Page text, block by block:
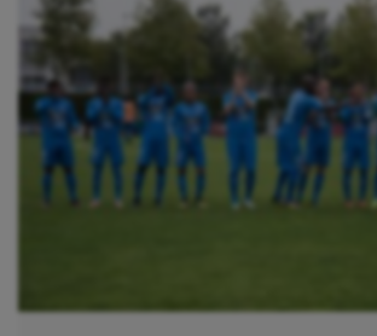
Boules lyonnaises
Canoë-kayak